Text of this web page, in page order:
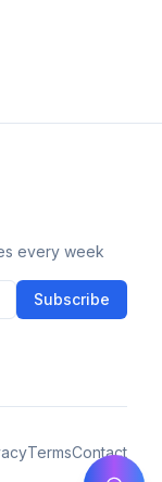
every week
Subscribe
TermsContact